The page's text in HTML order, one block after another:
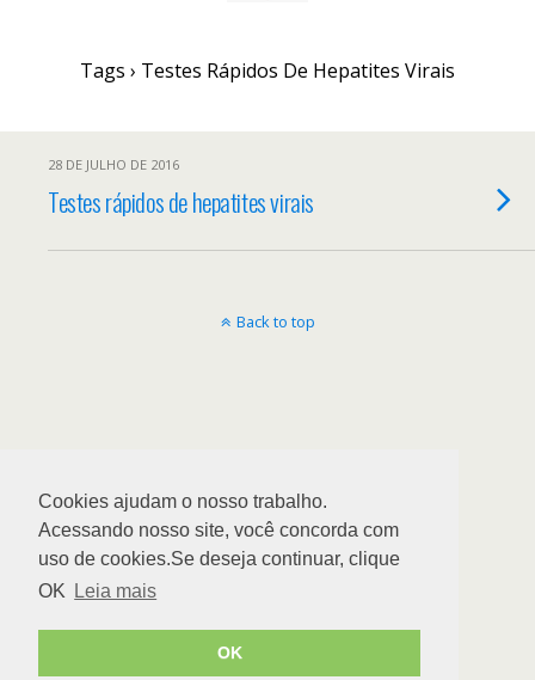
Cookies ajudam o nosso trabalho.
Acessando nosso site, você concorda com
uso de cookies.Se deseja continuar, clique
OK
Leia mais
OK
Tags › Testes Rápidos De Hepatites Virais
28 DE JULHO DE 2016
Testes rápidos de hepatites virais
Back to top